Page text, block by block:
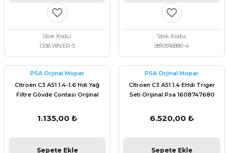
Stok Kodu
1336.Y8VER-5
Stok Kodu
9810916880-4
PSA Orjinal Mopar
Citroen C3 A51 1.4-1.6 Hdi Yağ
Filtre Gövde Contası Orijinal
1.135,00 ₺
Sepete Ekle
PSA Orjinal Mopar
Citroen C3 A51 1.4 EHdi Triger
Seti Orijinal Psa 1608747680
6.520,00 ₺
Sepete Ekle